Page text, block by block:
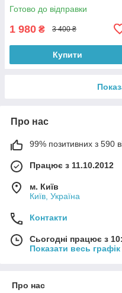
Готово до відправки
1 980 ₴ 3 400 ₴
Купити
Про нас
99% позитивних з 590
Працює з 11.10.2012
м. Київ
Київ, Україна
Контакти
Сьогодні працює з
Показати весь
Про нас